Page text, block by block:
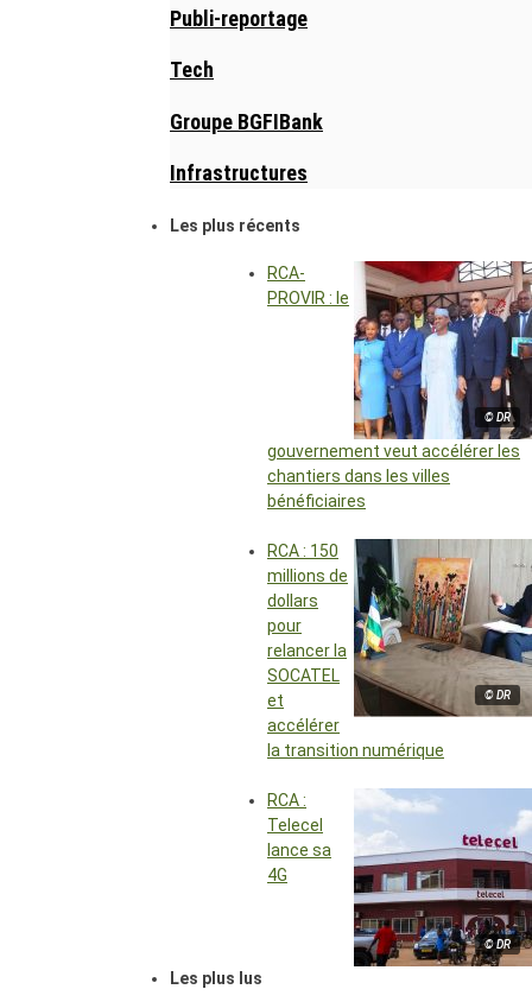
Publi-reportage
Tech
Groupe BGFIBank
Infrastructures
Les plus récents
© DR
RCA-
PROVIR : le
gouvernement veut accélérer les
chantiers dans les villes
bénéficiaires
© DR
RCA : 150
millions de
dollars
pour
relancer la
SOCATEL
et
accélérer
la transition numérique
© DR
RCA :
Telecel
lance sa
4G
Les plus lus